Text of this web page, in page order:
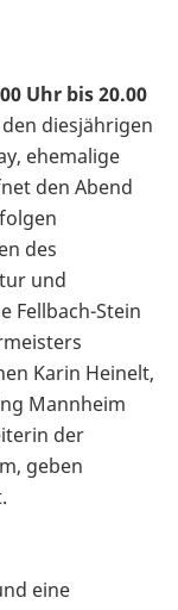
Uhr bis 20.00
diesjährigen
ehemalige
den Abend
des
und
Fellbach-Stein
Karin Heinelt,
Mannheim
der
geben
eine